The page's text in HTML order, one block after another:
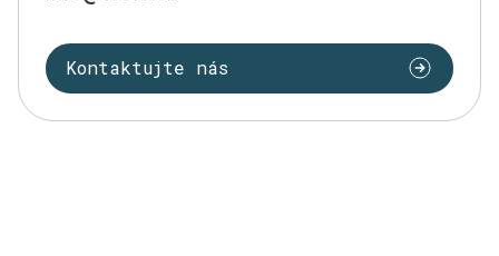
Kontaktujte nás